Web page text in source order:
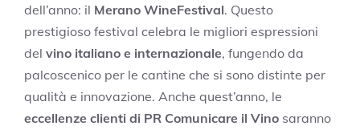
dell’anno: il Merano WineFestival. Questo
prestigioso festival celebra le migliori espressioni
del vino italiano e internazionale, fungendo da
palcoscenico per le cantine che si sono distinte per
qualità e innovazione. Anche quest’anno, le
eccellenze clienti di PR Comunicare il Vino saranno